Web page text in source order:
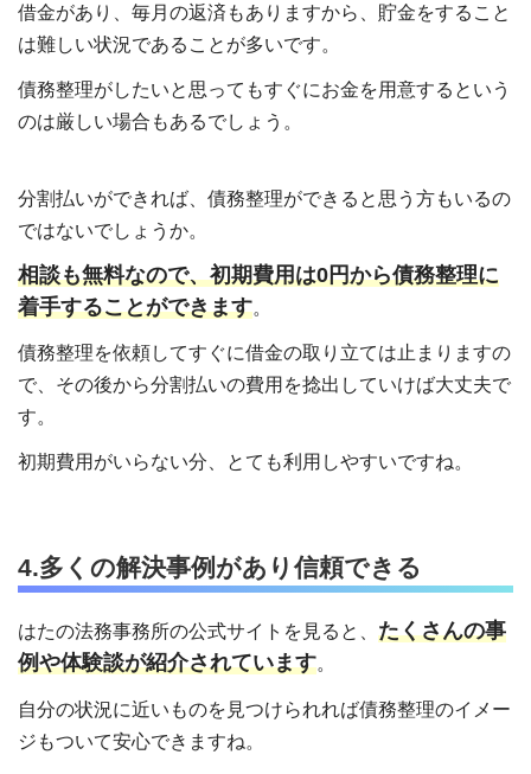
借金があり、毎月の返済もありますから、貯金をすること
は難しい状況であることが多いです。
債務整理がしたいと思ってもすぐにお金を用意するという
のは厳しい場合もあるでしょう。
分割払いができれば、債務整理ができると思う方もいるの
ではないでしょうか。
相談も無料なので、初期費用は0円から債務整理に
着手することができます。
債務整理を依頼してすぐに借金の取り立ては止まりますの
で、その後から分割払いの費用を捻出していけば大丈夫で
す。
初期費用がいらない分、とても利用しやすいですね。
4.多くの解決事例があり信頼できる
はたの法務事務所の公式サイトを見ると、 たくさんの事
例や体験談が紹介されています。
自分の状況に近いものを見つけられれば債務整理のイメー
ジもついて安心できますね。